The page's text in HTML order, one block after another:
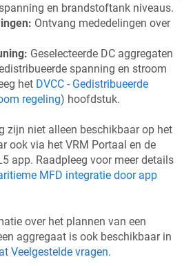
en brandstoftank niveaus.
Ontvang mededelingen over
Geselecteerde DC aggregaten
spanning en stroom
het DVCC - Gedistribueerde
regeling) hoofdstuk.
zijn niet alleen beschikbaar op het
ook via het VRM Portaal en de
app. Raadpleeg voor meer details
MFD integratie door app
over het plannen van een
aggregaat is ook beschikbaar in
Veelgestelde vragen.